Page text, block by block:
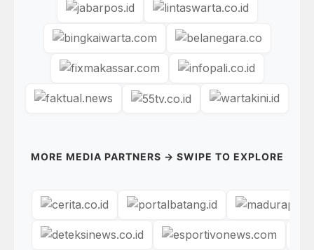
MORE MEDIA PARTNERS → SWIPE TO EXPLORE